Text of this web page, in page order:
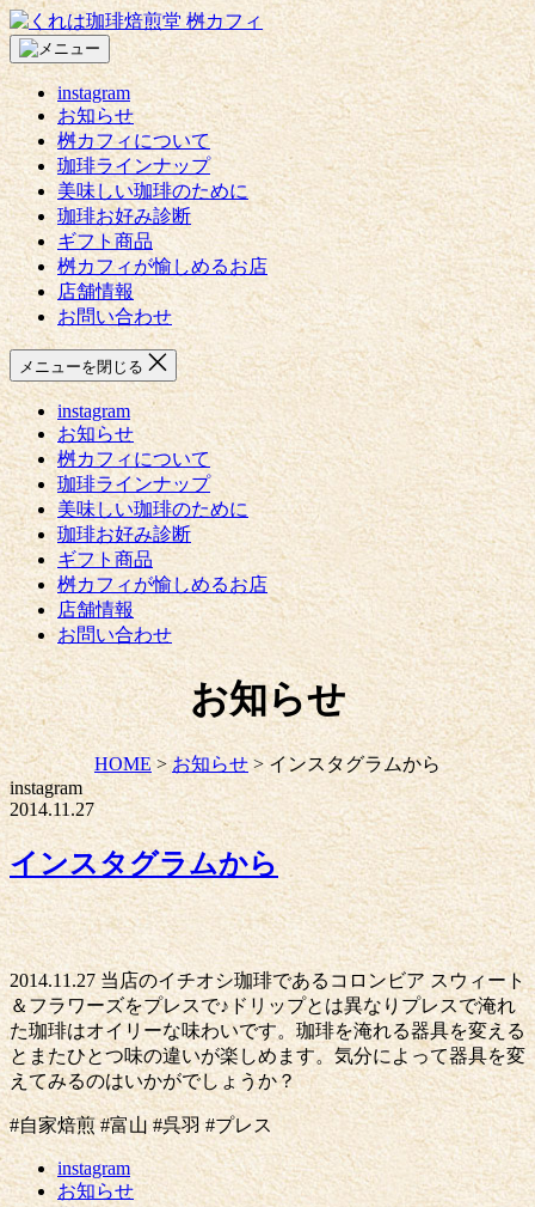
コ
ン
テ
ン
ツ
へ
ス
キ
ッ
プ
く
れ
は
珈
煎
堂
桝
カ
フ
ィ
instagram
お知らせ
桝カフィについて
珈琲ラインナップ
美味しい珈琲のために
珈琲お好み診断
ギフト商品
桝カフィが愉しめるお店
店舗情報
お問い合わせ
メニューを閉じる
instagram
お知らせ
桝カフィについて
珈琲ラインナップ
美味しい珈琲のために
珈琲お好み診断
ギフト商品
桝カフィが愉しめるお店
店舗情報
お問い合わせ
お知らせ
HOME>お知らせ > インスタグラムから
instagram
2014.11.27
インスタグラムから
2014.11.27 当店のイチオシ珈琲であるコロンビア スウィート
＆フラワーズをプレスで♪ドリップとは異なりプレスで淹れ
た珈琲はオイリーな味わいです。珈琲を淹れる器具を変える
とまたひとつ味の違いが楽しめます。気分によって器具を変
えてみるのはいかがでしょうか？
#自家焙煎 #富山 #呉羽 #プレス
instagram
お知らせ